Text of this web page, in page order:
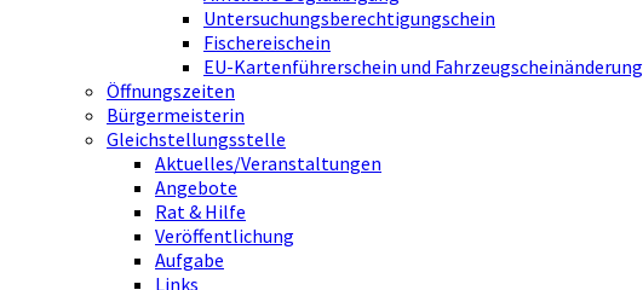
Untersuchungsberechtigungschein
Fischereischein
EU-Kartenführerschein und Fahrzeugscheinänderung
Öffnungszeiten
Bürgermeisterin
Gleichstellungsstelle
Aktuelles/Veranstaltungen
Angebote
Rat & Hilfe
Veröffentlichung
Aufgabe
Links